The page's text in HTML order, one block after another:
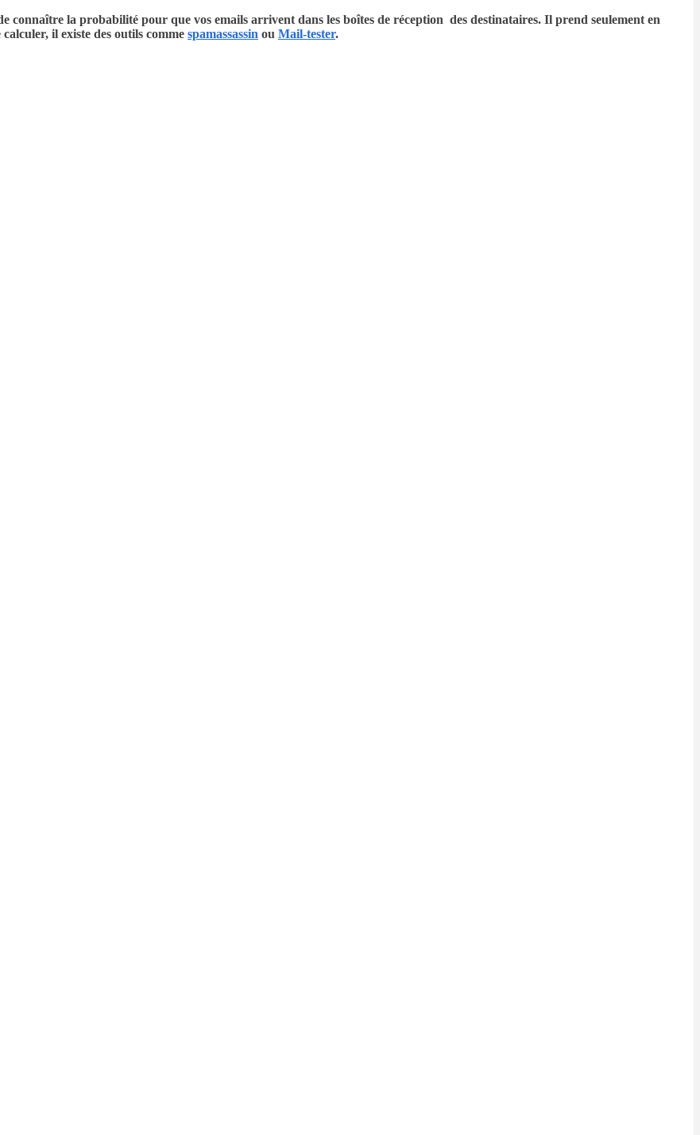
connaître la probabilité pour que vos emails arrivent dans les boîtes de réception des destinataires. Il prend seulement en
il existe des outils comme spamassassin ou Mail-tester.